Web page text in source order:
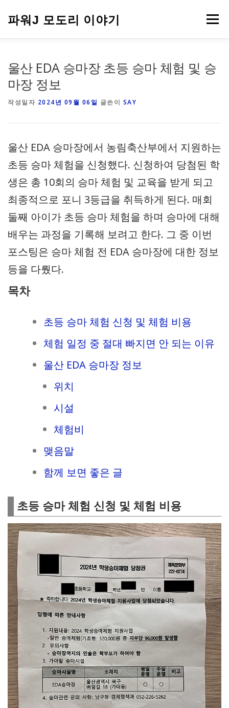
파워J 모도리 이야기 메뉴
울산 EDA 승마장 초등 승마 체험 및 승
마장 정보
작성일자 2024년 09월 06일 글쓴이 SAY
울산 EDA 승마장에서 농림축산부에서 지원하는
초등 승마 체험을 신청했다. 신청하여 당첨된 학
생은 총 10회의 승마 체험 및 교육을 받게 되고
최종적으로 포니 3등급을 취득하게 된다. 매회
둘째 아이가 초등 승마 체험을 하며 승마에 대해
배우는 과정을 기록해 보려고 한다. 그 중 이번
포스팅은 승마 체험 전 EDA 승마장에 대한 정보
등을 다뤘다.
목차
초등 승마 체험 신청 및 체험 비용
체험 일정 중 절대 빠지면 안 되는 이유
울산 EDA 승마장 정보
위치
시설
체험비
맺음말
함께 보면 좋은 글
초등 승마 체험 신청 및 체험 비용